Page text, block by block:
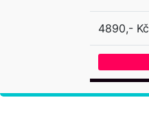
4890,- Kč